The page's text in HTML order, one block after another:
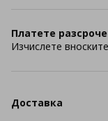
Платете
Изчислете
Доставка